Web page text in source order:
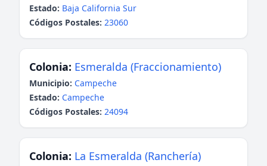
Estado: Baja California Sur
Códigos Postales: 23060
Colonia: Esmeralda (Fraccionamiento)
Municipio: Campeche
Estado: Campeche
Códigos Postales: 24094
Colonia: La Esmeralda (Ranchería)